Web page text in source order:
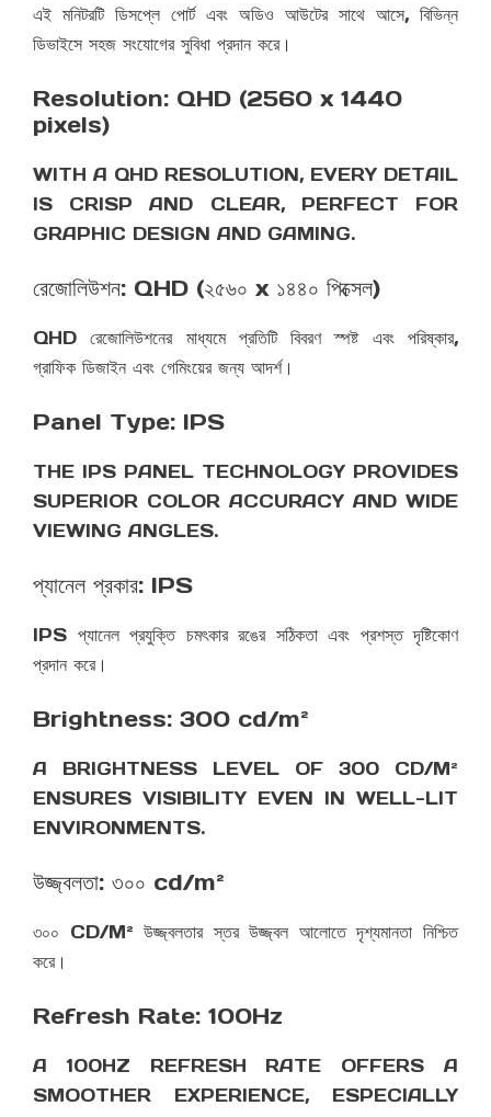
এই মনিটরটি ডিসপ্লে পোর্ট এবং অডিও আউটের সাথে আসে, বিভিন্ন
ডিভাইসে সহজ সংযোগের সুবিধা প্রদান করে।
Resolution: QHD (2560 x 1440
pixels)
WITH A QHD RESOLUTION, EVERY DETAIL
IS CRISP AND CLEAR, PERFECT FOR
GRAPHIC DESIGN AND GAMING.
রেজোলিউশন: QHD (২৫৬০ x ১৪৪০ পিক্সেল)
QHD রেজোলিউশনের মাধ্যমে প্রতিটি বিবরণ স্পষ্ট এবং পরিষ্কার,
গ্রাফিক ডিজাইন এবং গেমিংয়ের জন্য আদর্শ।
Panel Type: IPS
THE IPS PANEL TECHNOLOGY PROVIDES
SUPERIOR COLOR ACCURACY AND WIDE
VIEWING ANGLES.
প্যানেল প্রকার: IPS
IPS প্যানেল প্রযুক্তি চমৎকার রঙের সঠিকতা এবং প্রশস্ত দৃষ্টিকোণ
প্রদান করে।
Brightness: 300 cd/m²
A BRIGHTNESS LEVEL OF 300 CD/M²
ENSURES VISIBILITY EVEN IN WELL-LIT
ENVIRONMENTS.
উজ্জ্বলতা: ৩০০ cd/m²
৩০০ CD/M² উজ্জ্বলতার স্তর উজ্জ্বল আলোতে দৃশ্যমানতা নিশ্চিত
করে।
Refresh Rate: 100Hz
A 100HZ REFRESH RATE OFFERS A
SMOOTHER EXPERIENCE, ESPECIALLY